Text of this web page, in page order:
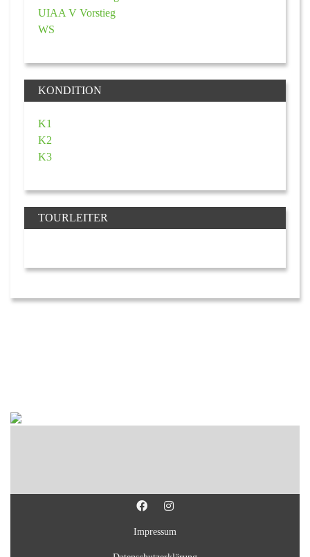
UIAA V Vorstieg
WS
KONDITION
K1
K2
K3
TOURLEITER
Impressum